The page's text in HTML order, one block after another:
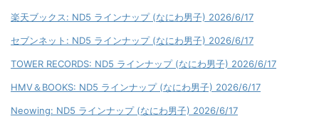
楽天ブックス: ND5 ラインナップ (なにわ男子) 2026/6/17
セブンネット: ND5 ラインナップ (なにわ男子) 2026/6/17
TOWER RECORDS: ND5 ラインナップ (なにわ男子) 2026/6/17
HMV＆BOOKS: ND5 ラインナップ (なにわ男子) 2026/6/17
Neowing: ND5 ラインナップ (なにわ男子) 2026/6/17